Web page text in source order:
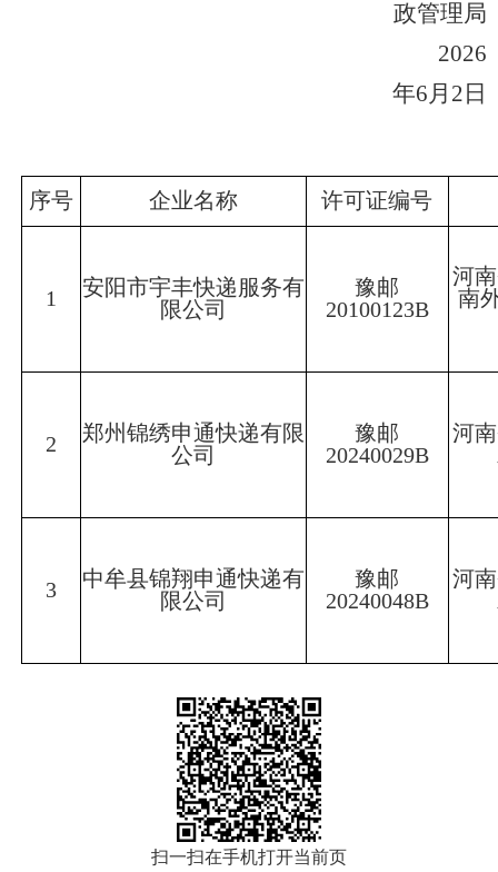
政管理局
2026
年6月2日
序号 企业名称 许可证编号
1
安阳市宇丰快递服务有
限公司
豫邮
20100123B
河
南
2
郑州锦绣申通快递有限
公司
豫邮
20240029B
河
3
中牟县锦翔申通快递有
限公司
豫邮
20240048B
河
扫一扫在手机打开当前页